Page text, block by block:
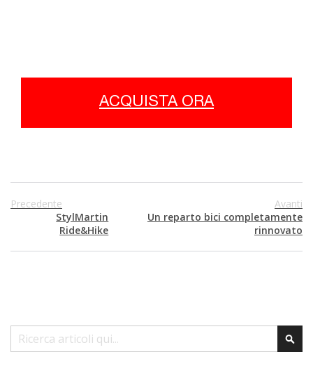
ACQUISTA ORA
Precedente
StylMartin
Ride&Hike
Avanti
Un reparto bici completamente
rinnovato